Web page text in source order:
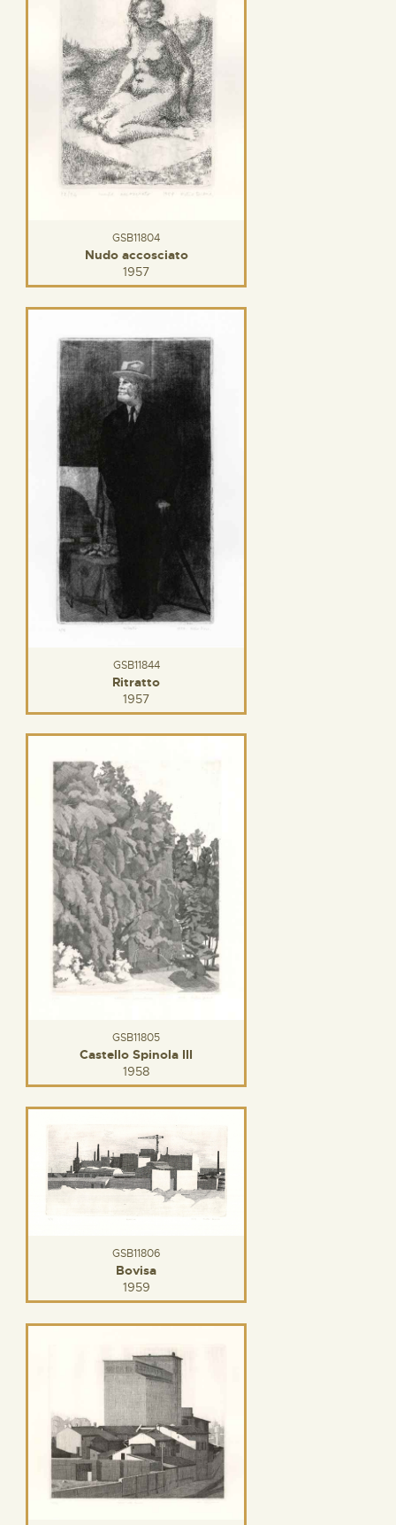
GSB11804
Nudo accosciato
1957
GSB11844
Ritratto
1957
GSB11805
Castello Spinola III
1958
GSB11806
Bovisa
1959